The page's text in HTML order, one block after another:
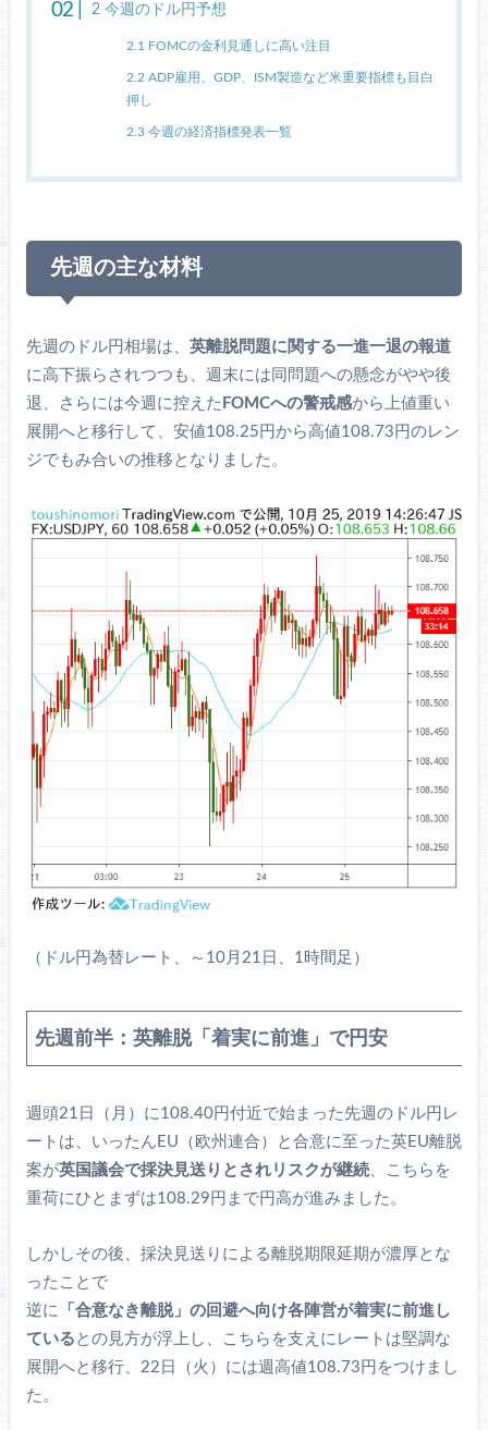
2 今週のドル円予想
2.1 FOMCの金利見通しに高い注目
2.2 ADP雇用、GDP、ISM製造など米重要指標も目白
押し
2.3 今週の経済指標発表一覧
先週の主な材料
先週のドル円相場は、 英離脱問題に関する一進一退の報道
に高下振らされつつも、週末には同問題への懸念がやや後
退、さらには今週に控えた FOMCへの警戒感から上値重い
展開へと移行して、安値108.25円から高値108.73円のレン
ジでもみ合いの推移となりました。
（ドル円為替レート、～10月21日、1時間足）
先週前半：英離脱「着実に前進」で円安
週頭21日（月）に108.40円付近で始まった先週のドル円レ
ートは、いったんEU（欧州連合）と合意に至った英EU離脱
案が英国議会で採決見送りとされリスクが継続、こちらを
重荷にひとまずは108.29円まで円高が進みました。
しかしその後、採決見送りによる離脱期限延期が濃厚とな
ったことで
逆に
「合意なき離脱」の回避へ向け各陣営が着実に前進し
ている との見方が浮上し、こちらを支えにレートは堅調な
展開へと移行、22日（火）には週高値108.73円をつけまし
た。